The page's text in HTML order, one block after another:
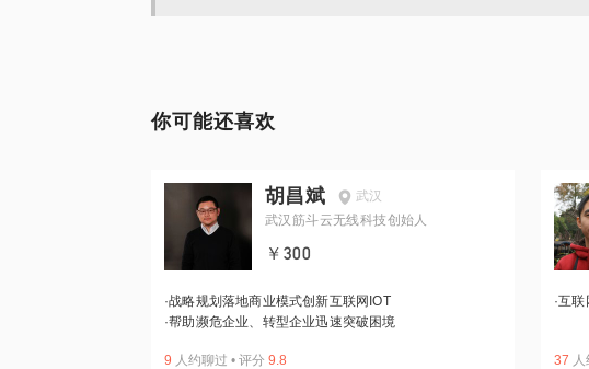
你可能还喜欢
胡昌斌
武汉
武汉筋斗云无线科技创始人
￥300
·战略规划落地商业模式创新互联网IOT
·帮助濒危企业、转型企业迅速突破困境
9 人约聊过 • 评分 9.8
·互联
37